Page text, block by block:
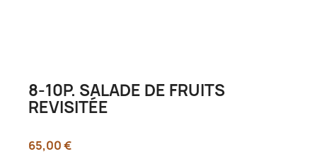
8-10P. SALADE DE FRUITS
REVISITÉE
65,00 €